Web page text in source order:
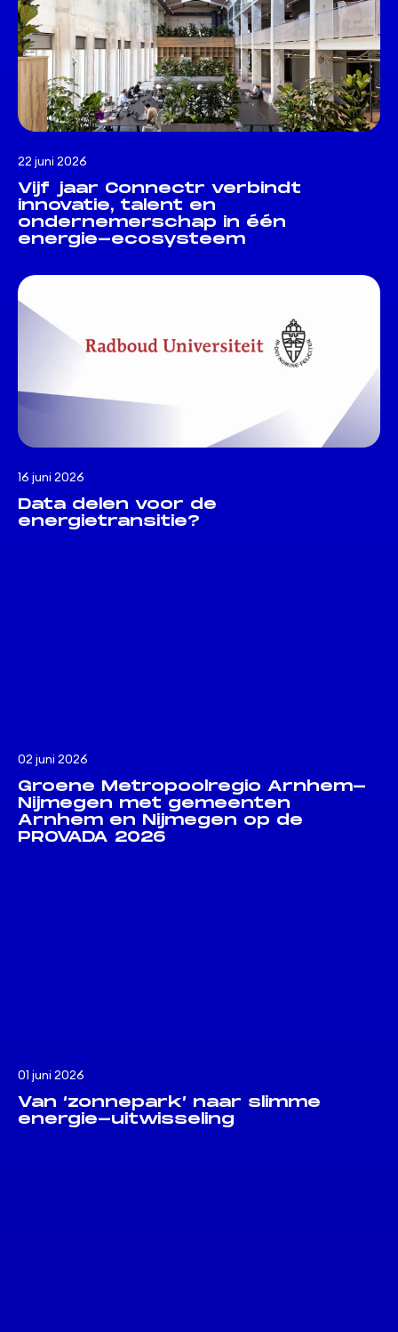
22 juni 2026
Vijf jaar Connectr verbindt
innovatie, talent en
ondernemerschap in één
energie-ecosysteem
16 juni 2026
Data delen voor de
energietransitie?
02 juni 2026
Groene Metropoolregio Arnhem-
Nijmegen met gemeenten
Arnhem en Nijmegen op de
PROVADA 2026
01 juni 2026
Van ‘zonnepark’ naar slimme
energie-uitwisseling